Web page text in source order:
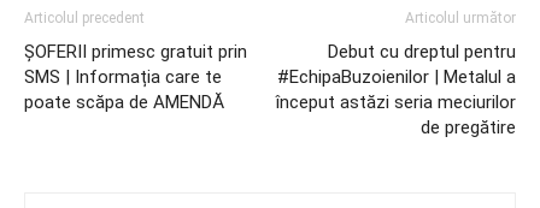
Articolul precedent
ȘOFERII primesc gratuit prin
SMS | Informația care te
poate scăpa de AMENDĂ
Articolul următor
Debut cu dreptul pentru
#EchipaBuzoienilor | Metalul a
început astăzi seria meciurilor
de pregătire